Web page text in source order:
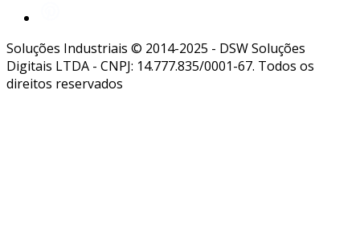
Soluções Industriais © 2014-2025 - DSW Soluções
Digitais LTDA - CNPJ: 14.777.835/0001-67. Todos os
direitos reservados